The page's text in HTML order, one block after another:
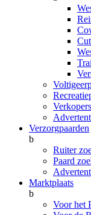
Verkopers
Verzorgpaarden
b
Ruiter
Paard
Marktplaats
b
Voor het